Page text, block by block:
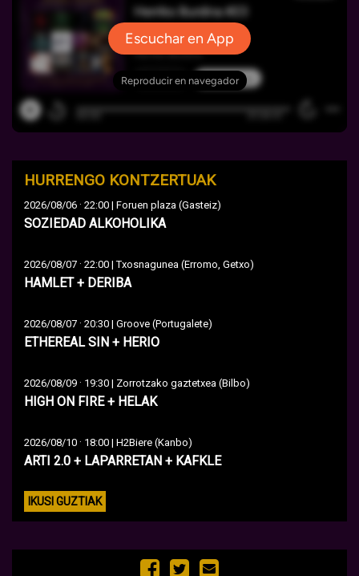
HURRENGO KONTZERTUAK
2026/08/06 · 22:00 | Foruen plaza (Gasteiz)
SOZIEDAD ALKOHOLIKA
2026/08/07 · 22:00 | Txosnagunea (Erromo, Getxo)
HAMLET + DERIBA
2026/08/07 · 20:30 | Groove (Portugalete)
ETHEREAL SIN + HERIO
2026/08/09 · 19:30 | Zorrotzako gaztetxea (Bilbo)
HIGH ON FIRE + HELAK
2026/08/10 · 18:00 | H2Biere (Kanbo)
ARTI 2.0 + LAPARRETAN + KAFKLE
IKUSI GUZTIAK